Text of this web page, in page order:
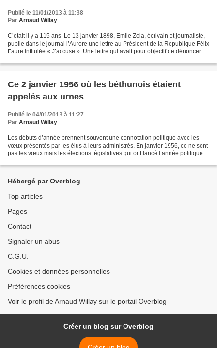
Publié le 11/01/2013 à 11:38
Par Arnaud Willay
C’était il y a 115 ans. Le 13 janvier 1898, Emile Zola, écrivain et journaliste,
publie dans le journal l’Aurore une lettre au Président de la République Félix
Faure intitulée « J’accuse ». Une lettre qui avait pour objectif de dénoncer
Ce 2 janvier 1956 où les béthunois étaient
appelés aux urnes
Publié le 04/01/2013 à 11:27
Par Arnaud Willay
Les débuts d’année prennent souvent une connotation politique avec les
vœux présentés par les élus à leurs administrés. En janvier 1956, ce ne sont
pas les vœux mais les élections législatives qui ont lancé l’année politique
Hébergé par Overblog
Top articles
Pages
Contact
Signaler un abus
C.G.U.
Cookies et données personnelles
Préférences cookies
Voir le profil de Arnaud Willay sur le portail Overblog
Créer un blog sur Overblog